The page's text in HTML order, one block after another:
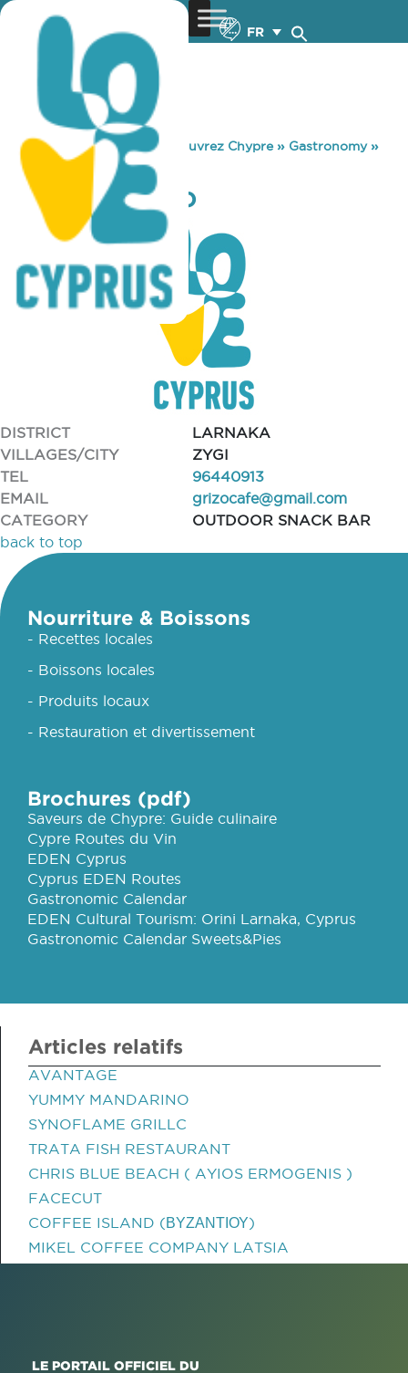
FR
You are here: Home »Découvrez Chypre» Gastronomy»
CAFE BAR GRIZO
CAFE BAR GRIZO
DISTRICT
LARNAKA
VILLAGES/CITY
ZYGI
TEL
96440913
EMAIL
grizocafe@gmail.com
CATEGORY
OUTDOOR SNACK BAR
back to top
Nourriture & Boissons
- Recettes locales
- Boissons locales
- Produits locaux
- Restauration et divertissement
Brochures (pdf)
Saveurs de Chypre: Guide culinaire
Cypre Routes du Vin
EDEN Cyprus
Cyprus EDEN Routes
Gastronomic Calendar
EDEN Cultural Tourism: Orini Larnaka, Cyprus
Gastronomic Calendar Sweets&Pies
Articles relatifs
AVANTAGE
YUMMY MANDARINO
SYNOFLAME GRILLC
TRATA FISH RESTAURANT
CHRIS BLUE BEACH ( AYIOS ERMOGENIS )
FACECUT
COFFEE ISLAND (ΒΥΖΑΝΤΙΟΥ)
MIKEL COFFEE COMPANY LATSIA
LE PORTAIL OFFICIEL DU